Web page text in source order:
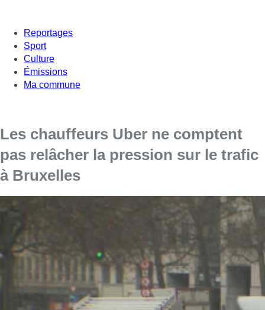
Reportages
Sport
Culture
Émissions
Ma commune
Les chauffeurs Uber ne comptent
pas relâcher la pression sur le trafic
à Bruxelles